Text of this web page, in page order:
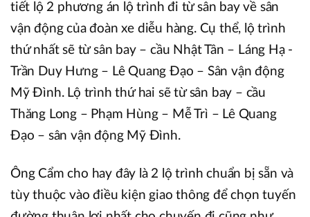
tiết lộ 2 phương án lộ trình đi từ sân bay về sân
vận động của đoàn xe diễu hàng. Cụ thể, lộ trình
thứ nhất sẽ từ sân bay – cầu Nhật Tân – Láng Hạ -
Trần Duy Hưng – Lê Quang Đạo – Sân vận động
Mỹ Đình. Lộ trình thứ hai sẽ từ sân bay – cầu
Thăng Long – Phạm Hùng – Mễ Trì – Lê Quang
Đạo – sân vận động Mỹ Đình.
Ông Cẩm cho hay đây là 2 lộ trình chuẩn bị sẵn và
tùy thuộc vào điều kiện giao thông để chọn tuyến